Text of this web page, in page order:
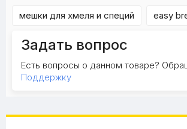
мешки для хмеля и специй easy
Задать вопрос
Есть вопросы о данном товаре?
Поддержку